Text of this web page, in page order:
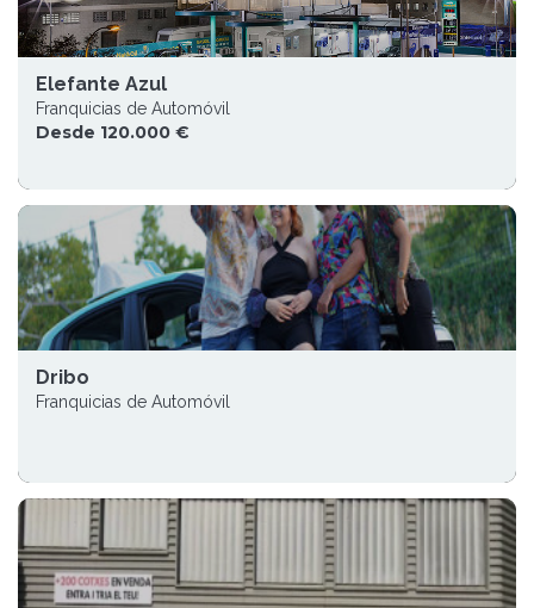
Elefante Azul
Franquicias de Automóvil
Desde 120.000 €
Dribo
Franquicias de Automóvil